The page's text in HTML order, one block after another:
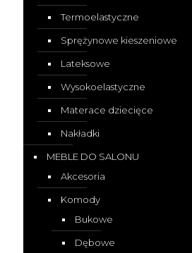
Termoelastyczne
Sprężynowe kieszeniowe
Lateksowe
Wysokoelastyczne
Materace dziecięce
Nakładki
MEBLE DO SALONU
Akcesoria
Komody
Bukowe
Dębowe